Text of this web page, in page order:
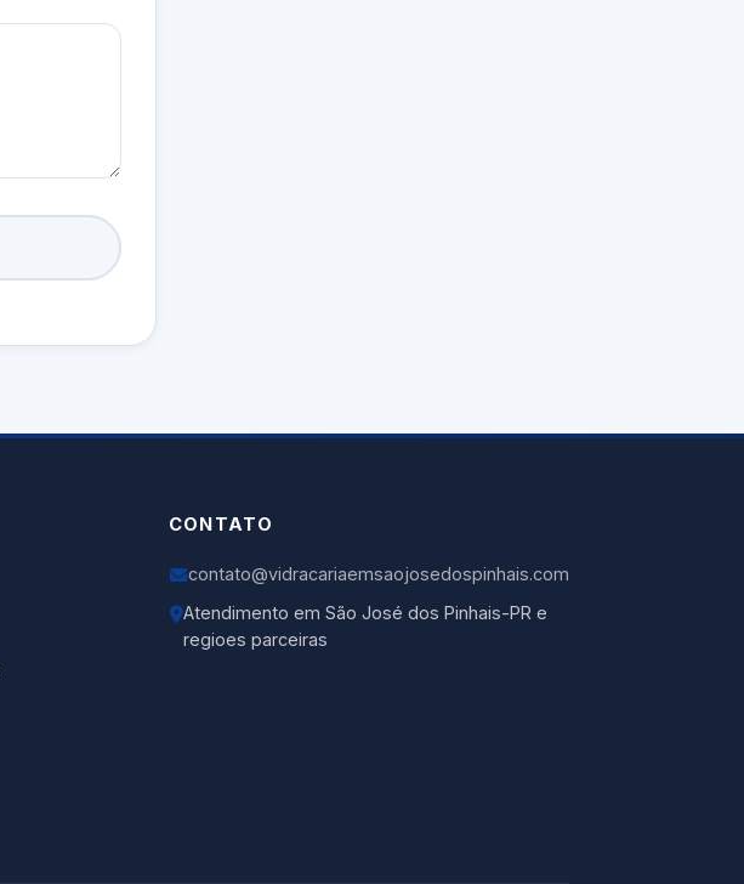
CONTATO
contato@vidracariaemsaojosedospinhais.com
Atendimento em São José dos Pinhais-PR e
regioes parceiras